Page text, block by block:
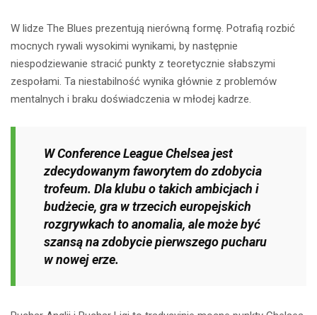
W lidze The Blues prezentują nierówną formę. Potrafią rozbić
mocnych rywali wysokimi wynikami, by następnie
niespodziewanie stracić punkty z teoretycznie słabszymi
zespołami. Ta niestabilność wynika głównie z problemów
mentalnych i braku doświadczenia w młodej kadrze.
W Conference League Chelsea jest
zdecydowanym faworytem do zdobycia
trofeum. Dla klubu o takich ambicjach i
budżecie, gra w trzecich europejskich
rozgrywkach to anomalia, ale może być
szansą na zdobycie pierwszego pucharu
w nowej erze.